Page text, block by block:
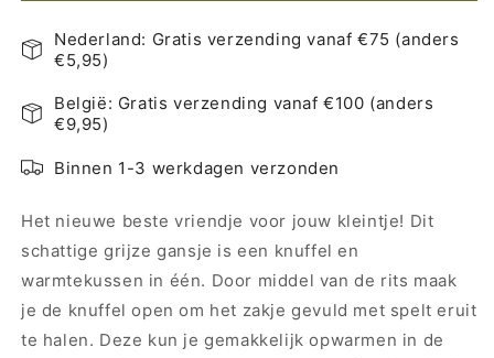
Grijs
Groot
Grijs
Nederland: Gratis verzending vanaf €75 (anders
€5,95)
België: Gratis verzending vanaf €100 (anders
€9,95)
Binnen 1-3 werkdagen verzonden
Het nieuwe beste vriendje voor jouw kleintje! Dit
schattige grijze gansje is een knuffel en
warmtekussen in één. Door middel van de rits maak
je de knuffel open om het zakje gevuld met spelt eruit
te halen. Deze kun je gemakkelijk opwarmen in de